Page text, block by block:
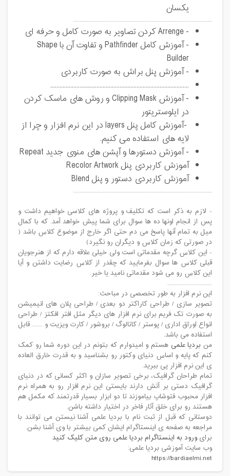
یکسان
..........................................................................................
- Arrenge کردن تصاویر به صورت کامل و حرفه ای
- آموزش کامل Pathfinder و تفاوت آن با Shape
Builder
- آموزش پنل براش به صورت کاربردی
..........................................................................................
- آموزش Clipping Mask و روش های ماسک کردن
در ایلوستریتور
-آموزش کامل پنل layers در این نرم افزار و چرا از
لایه های استفاده می کنیم.
- آموزش دستورها و آپشن های منوی جدید Repeat
آموزش کاربردی پنل Recolor Artwork
آموزش کاربردی دستور و پنل Blend
..........................................................................................
- لازم به ذکر است که تکلیف و پروژه های کلاسی خواهیم داشت و
پس از انجام اونها ده ها سوال برای شما پیش خواهد آمد. که با کمال
میل به تمام آنها پاسخ می دم حتی اگر خارج از موضوع کلاس باشد (
در صورتی که زمان کلاس و دیگران رو نگیرد)
- این کلاس گرچه مقدماتی است ولی خیلی علاقه دارم که از هنرجویان
قبلی کلاس ها سوال بفرمایید که چقدر از کلاس رضایت داشتن و آیا
این کلاس رو می شود مقدماتی نامید یا خیر.
.............................
این نرم افزار به طور تخصصی در مباحث:
تصویر سازی / طراحی کاراکتر دو بعدی / طراحی پلان های انیمیشن
به صورت تک فریم برای نرم افزار های دیگر مثل افتر افکتز / طراحی
انواع اوراق اداری / پوستر / کاتالوگ / بروشور / کارت ویزیت و ....... قابل
استفاده می باشد.
من بردیا علمی هستم و امیدوارم که بتونم در این دوره شما رو کمک
کنم که پایه و اساس دنیای وکتور رو بشناسید و به قدرت خارق العاده
ی این نرم افزار پی ببرید.
تمام طراحان گرافیک، برخی تصویر سازان و اکثر کسانی که در دنیای
گرافیک دستی بر آتش دارند بایستی این نرم افزار رو به همراه نرم
افزار محبوب فتوشاپ بیاموزند تا دو ابزار بسیار قدرتمند که مکمل هم
هستند رو برای خلق آثار فاخر در اختیار داشته باشن.
دوستانی که قبل از ثبت نام با بردیا علمی آشنا نیستن می توانند با
مراجعه به صفحه ی اینستاگرام ایشان کمی بیشتر با وی آشنا بشن.
برایورود به اینستاگرام بردیا علمی روی متن کلیک کنید
وب سایت آموزشی بردیا علمی:
https://bardiaelmi.net